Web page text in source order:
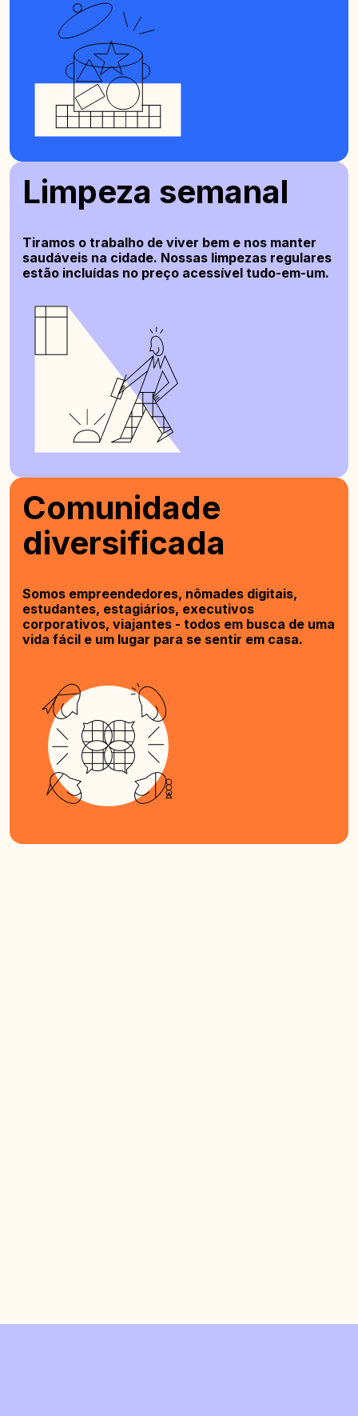
Limpeza semanal
Tiramos o trabalho de viver bem e nos manter
saudáveis na cidade. Nossas limpezas regulares
estão incluídas no preço acessível tudo-em-um.
Comunidade
diversificada
Somos empreendedores, nômades digitais,
estudantes, estagiários, executivos
corporativos, viajantes - todos em busca de uma
vida fácil e um lugar para se sentir em casa.